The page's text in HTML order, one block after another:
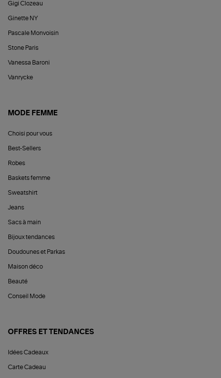
Gigi Clozeau
Ginette NY
Pascale Monvoisin
Stone Paris
Vanessa Baroni
Vanrycke
MODE FEMME
Choisi pour vous
Best-Sellers
Robes
Baskets femme
Sweatshirt
Jeans
Sacs à main
Bijoux tendances
Doudounes et Parkas
Maison déco
Beauté
Conseil Mode
OFFRES ET TENDANCES
Idées Cadeaux
Carte Cadeau